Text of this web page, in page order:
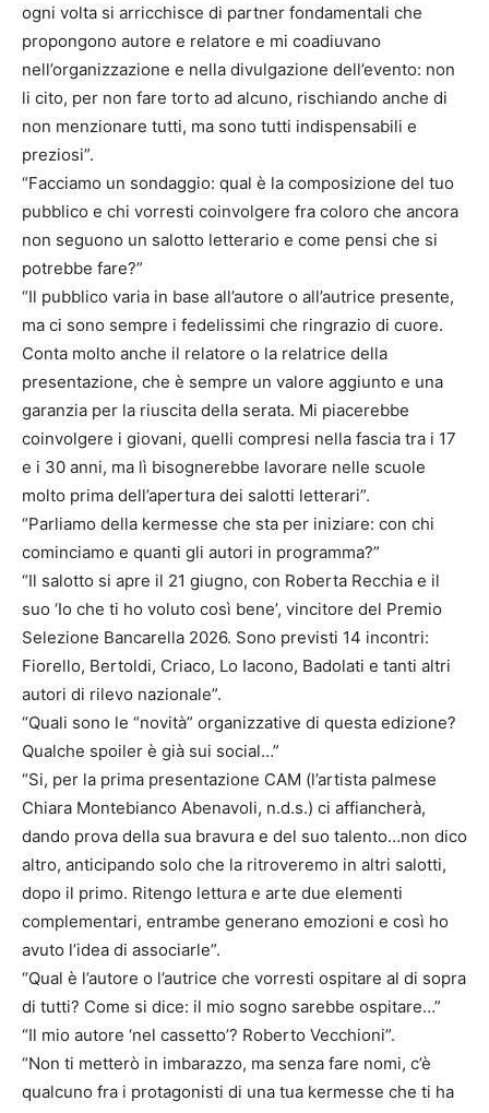
ogni volta si arricchisce di partner fondamentali che
propongono autore e relatore e mi coadiuvano
nell’organizzazione e nella divulgazione dell’evento: non
li cito, per non fare torto ad alcuno, rischiando anche di
non menzionare tutti, ma sono tutti indispensabili e
preziosi”.
“Facciamo un sondaggio: qual è la composizione del tuo
pubblico e chi vorresti coinvolgere fra coloro che ancora
non seguono un salotto letterario e come pensi che si
potrebbe fare?”
“Il pubblico varia in base all’autore o all’autrice presente,
ma ci sono sempre i fedelissimi che ringrazio di cuore.
Conta molto anche il relatore o la relatrice della
presentazione, che è sempre un valore aggiunto e una
garanzia per la riuscita della serata. Mi piacerebbe
coinvolgere i giovani, quelli compresi nella fascia tra i 17
e i 30 anni, ma lì bisognerebbe lavorare nelle scuole
molto prima dell’apertura dei salotti letterari”.
“Parliamo della kermesse che sta per iniziare: con chi
cominciamo e quanti gli autori in programma?”
“Il salotto si apre il 21 giugno, con Roberta Recchia e il
suo ‘Io che ti ho voluto così bene’, vincitore del Premio
Selezione Bancarella 2026. Sono previsti 14 incontri:
Fiorello, Bertoldi, Criaco, Lo Iacono, Badolati e tanti altri
autori di rilevo nazionale”.
“Quali sono le “novità” organizzative di questa edizione?
Qualche spoiler è già sui social…”
“Si, per la prima presentazione CAM (l’artista palmese
Chiara Montebianco Abenavoli, n.d.s.) ci affiancherà,
dando prova della sua bravura e del suo talento…non dico
altro, anticipando solo che la ritroveremo in altri salotti,
dopo il primo. Ritengo lettura e arte due elementi
complementari, entrambe generano emozioni e così ho
avuto l’idea di associarle”.
“Qual è l’autore o l’autrice che vorresti ospitare al di sopra
di tutti? Come si dice: il mio sogno sarebbe ospitare…”
“Il mio autore ‘nel cassetto’? Roberto Vecchioni”.
“Non ti metterò in imbarazzo, ma senza fare nomi, c’è
qualcuno fra i protagonisti di una tua kermesse che ti ha